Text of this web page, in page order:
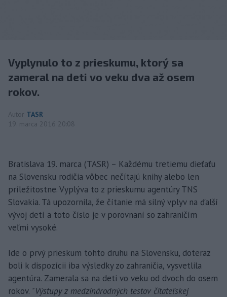
Vyplynulo to z prieskumu, ktorý sa
zameral na deti vo veku dva až osem
rokov.
Autor TASR
19. marca 2016 20:08
Bratislava 19. marca (TASR) – Každému tretiemu dieťaťu
na Slovensku rodičia vôbec nečítajú knihy alebo len
príležitostne. Vyplýva to z prieskumu agentúry TNS
Slovakia. Tá upozornila, že čítanie má silný vplyv na ďalší
vývoj detí a toto číslo je v porovnaní so zahraničím
veľmi vysoké.
Ide o prvý prieskum tohto druhu na Slovensku, doteraz
boli k dispozícii iba výsledky zo zahraničia, vysvetlila
agentúra. Zamerala sa na deti vo veku od dvoch do osem
rokov. "Výstupy z medzinárodných testov čitateľskej